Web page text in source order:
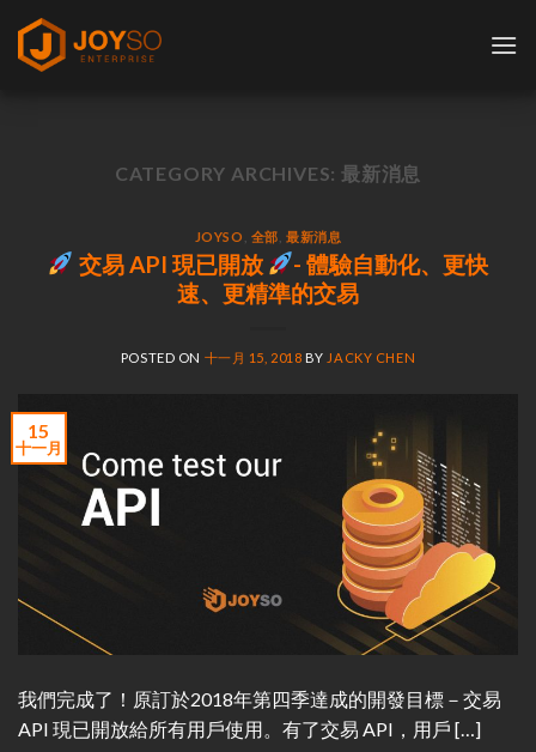
Skip
content
CATEGORY ARCHIVES: 最新消息
JOYSO 全部 最新消息
交易 API 現已開放
- 體驗自動化、更快
速、更精準的交易
POSTED ON 十一月 15, 2018 BY JACKY CHEN
15
十一月
我們完成了！原訂於2018年第四季達成的開發目標－交易
API 現已開放給所有用戶使用。有了交易 API，用戶 […]